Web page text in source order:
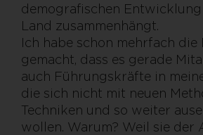
demografischen
Land zusammenhängt.
Ich habe schon mehrfach die
gemacht, dass es gerade
auch Führungskräfte in
die sich nicht mit neuen
Techniken und so weiter
wollen. Warum? Weil sie der